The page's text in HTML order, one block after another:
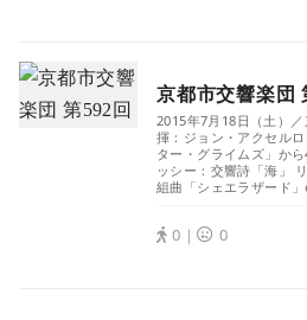
京都市交響楽団
2015年7月18日（土）
揮：ジョン・アクセル
ター・グライムズ」か
ッシー：交響詩「海」
組曲「シェエラザード
0｜ 0